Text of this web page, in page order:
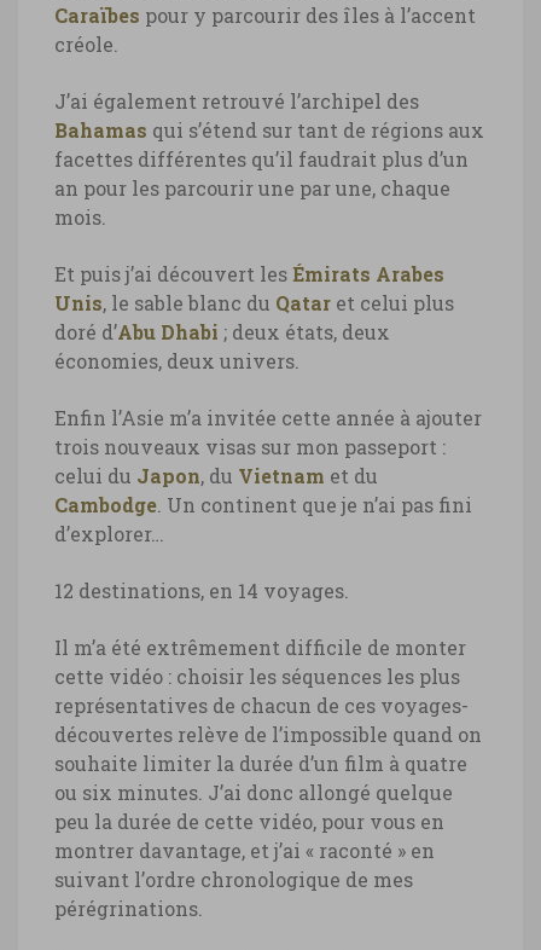
Caraïbes pour y parcourir des îles à l’accent
créole.
J’ai également retrouvé l’archipel des
Bahamas qui s’étend sur tant de régions aux
facettes différentes qu’il faudrait plus d’un
an pour les parcourir une par une, chaque
mois.
Et puis j’ai découvert lesÉmirats Arabes
Unis, le sable blanc du Qatar et celui plus
doré d’Abu Dhabi ; deux états, deux
économies, deux univers.
Enfin l’Asie m’a invitée cette année à ajouter
trois nouveaux visas sur mon passeport :
celui du Japon, du Vietnam et du
Cambodge . Un continent que je n’ai pas fini
d’explorer…
12 destinations, en 14 voyages.
Il m’a été extrêmement difficile de monter
cette vidéo : choisir les séquences les plus
représentatives de chacun de ces voyages-
découvertes relève de l’impossible quand on
souhaite limiter la durée d’un film à quatre
ou six minutes. J’ai donc allongé quelque
peu la durée de cette vidéo, pour vous en
montrer davantage, et j’ai « raconté » en
suivant l’ordre chronologique de mes
pérégrinations.